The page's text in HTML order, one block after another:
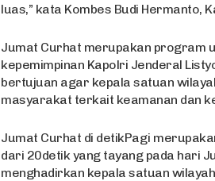
luas,” kata Kombes Budi Hermanto,
Jumat Curhat merupakan program
kepemimpinan Kapolri Jenderal
bertujuan agar kepala satuan
masyarakat terkait keamanan dan
Jumat Curhat di detikPagi
dari 20detik yang tayang pada hari
menghadirkan kepala satuan